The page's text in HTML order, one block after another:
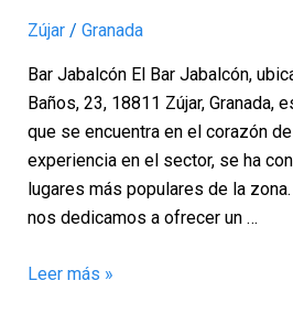
Zújar/ Granada
Bar Jabalcón El Bar Jabalcón,
Baños, 23, 18811 Zújar, Granada,
que se encuentra en el corazón
experiencia en el sector, se ha
lugares más populares de la
nos dedicamos a ofrecer un …
Granada
Leer más »